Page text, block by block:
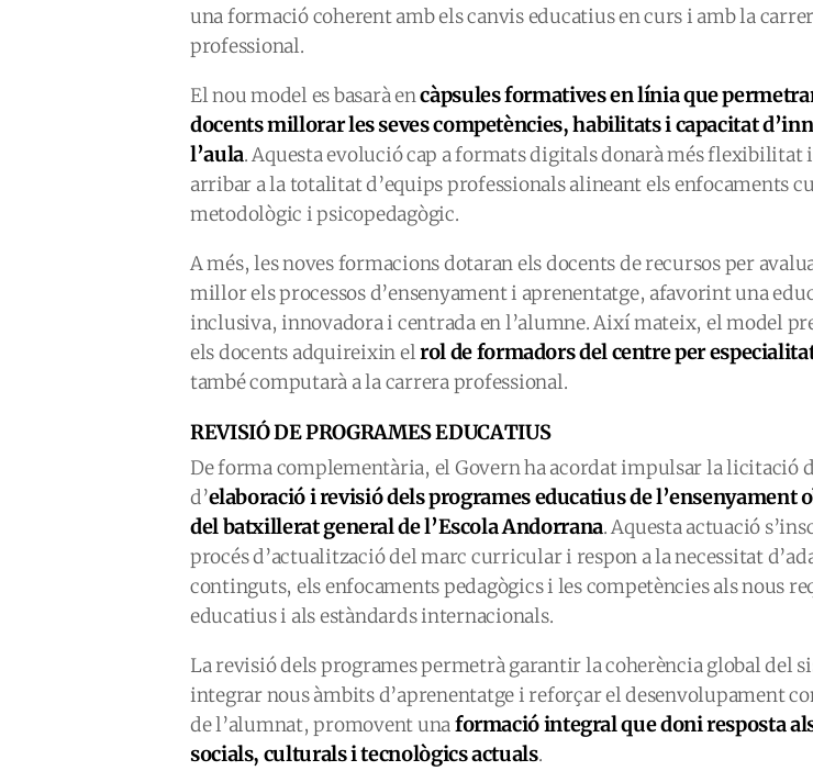
una formació coherent amb els canvis educatius en curs i amb la
professional.
El nou model es basarà encàpsules formatives en línia que
docents millorar les seves competències, habilitats i capacitat
l’aula. Aquesta evolució cap a formats digitals donarà més flexibilitat
arribar a la totalitat d’equips professionals alineant els enfocaments
metodològic i psicopedagògic.
A més, les noves formacions dotaran els docents de recursos per
millor els processos d’ensenyament i aprenentatge, afavorint una
inclusiva, innovadora i centrada en l’alumne. Així mateix, el model
els docents adquireixin elrol de formadors del centre per
també computarà a la carrera professional.
REVISIÓ DE PROGRAMES EDUCATIUS
De forma complementària, el Govern ha acordat impulsar la licitació
d’elaboració i revisió dels programes educatius de l’ensenyament
del batxillerat general de l’Escola Andorrana. Aquesta actuació
procés d’actualització del marc curricular i respon a la necessitat
continguts, els enfocaments pedagògics i les competències als nous
educatius i als estàndards internacionals.
La revisió dels programes permetrà garantir la coherència global del
integrar nous àmbits d’aprenentatge i reforçar el desenvolupament
de l’alumnat, promovent unaformació integral que doni resposta
socials, culturals i tecnològics actuals.